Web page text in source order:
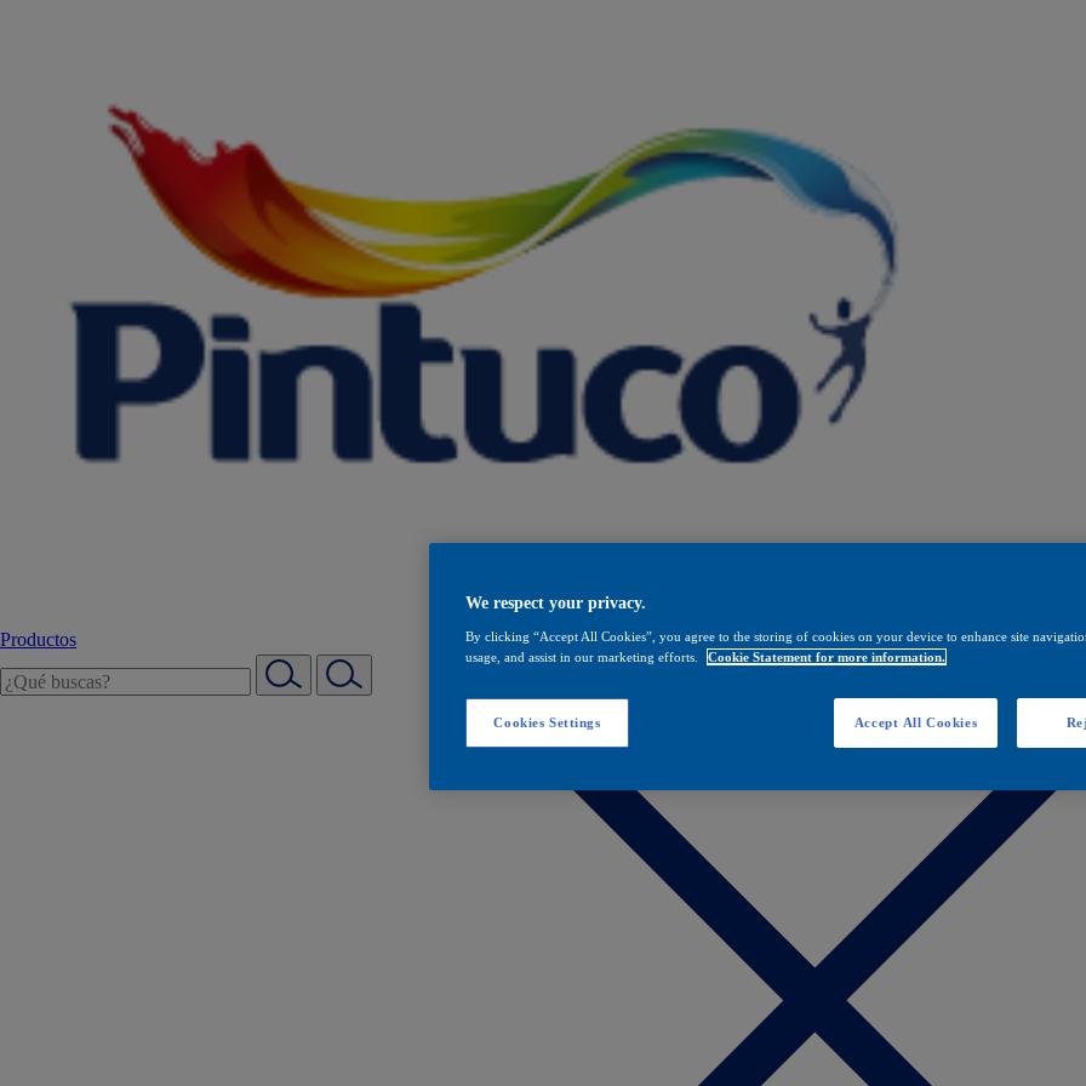
Productos
We respect your privacy.
By clicking “Accept All Cookies”, you agree to the storing of cookies on your device to enhance site
usage, and assist in our marketing efforts.
Cookie Statement for more information.
Cookies Settings Accept All Cookies